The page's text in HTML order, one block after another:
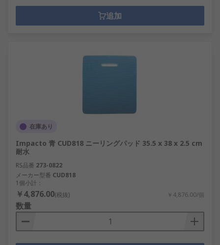
追加
在庫あり
Impacto 青 CUD818 ニーリングパッド 35.5 x 38 x 2.5 cm
耐水
RS品番 273-0822
メーカー型番 CUD818
1個小計：
￥4,876.00(税抜) ￥4,876.00/個
数量